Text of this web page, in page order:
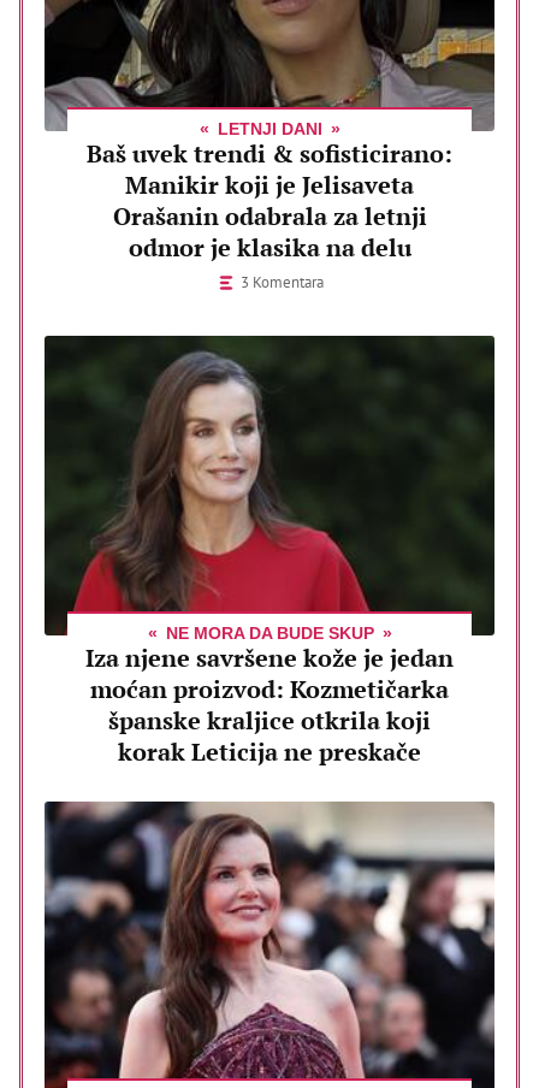
LETNJI DANI
Baš uvek trendi & sofisticirano:
Manikir koji je Jelisaveta
Orašanin odabrala za letnji
odmor je klasika na delu
3 Komentara
NE MORA DA BUDE SKUP
Iza njene savršene kože je jedan
moćan proizvod: Kozmetičarka
španske kraljice otkrila koji
korak Leticija ne preskače